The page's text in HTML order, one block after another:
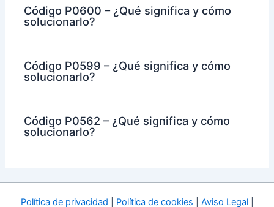
Código P0600 – ¿Qué significa y cómo
solucionarlo?
Código P0599 – ¿Qué significa y cómo
solucionarlo?
Código P0562 – ¿Qué significa y cómo
solucionarlo?
Política de privacidad Política de cookies Aviso Legal|